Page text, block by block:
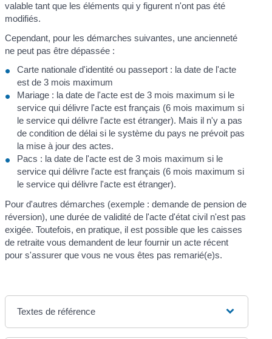
valable tant que les éléments qui y figurent n'ont pas été
modifiés.
Cependant, pour les démarches suivantes, une ancienneté
ne peut pas être dépassée :
Carte nationale d'identité ou passeport : la date de l'acte
est de 3 mois maximum
Mariage : la date de l'acte est de 3 mois maximum si le
service qui délivre l'acte est français (6 mois maximum si
le service qui délivre l'acte est étranger). Mais il n'y a pas
de condition de délai si le système du pays ne prévoit pas
la mise à jour des actes.
Pacs : la date de l'acte est de 3 mois maximum si le
service qui délivre l'acte est français (6 mois maximum si
le service qui délivre l'acte est étranger).
Pour d'autres démarches (exemple : demande de pension de
réversion), une durée de validité de l'acte d'état civil n'est pas
exigée. Toutefois, en pratique, il est possible que les caisses
de retraite vous demandent de leur fournir un acte récent
pour s'assurer que vous ne vous êtes pas remarié(e)s.
Textes de référence